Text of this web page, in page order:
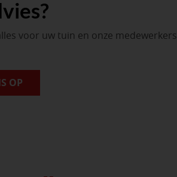
voor uw tuin en onze medewerkers
OP